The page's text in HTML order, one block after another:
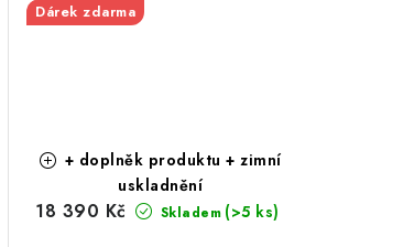
Dárek zdarma
+ doplněk produktu + zimní
uskladnění
Skladem (>5 ks)
18 390 Kč